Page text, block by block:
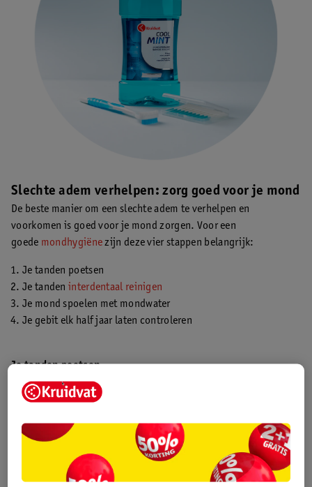
Slechte adem verhelpen: zorg goed voor je mond
De beste manier om een slechte adem te verhelpen en
voorkomen is goed voor je mond zorgen. Voor een
goede mondhygiënezijn deze vier stappen belangrijk:
Je tanden poetsen
Je tanden interdentaal reinigen
Je mond spoelen met mondwater
Je gebit elk half jaar laten controleren
Je tanden poetsen
Poets je tanden minimaal twee keer per dag en tenminste twee
minuten lang. Vergeet ook niet om
het liefst met een elektrische
tandenborstel
voor de beste
Poetsadvies nodig? Je tandarts of mondhygiënist kan je helpen.